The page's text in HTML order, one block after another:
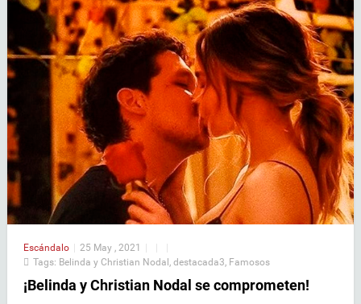
Escándalo | 25 May , 2021 | |
|
Tags: Belinda y Christian Nodal destacada3 Famosos
¡Belinda y Christian Nodal se comprometen!